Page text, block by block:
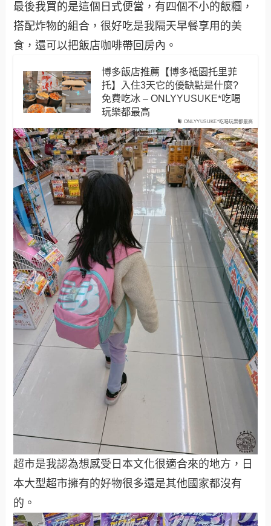
最後我買的是這個日式便當，有四個不小的飯糰，
搭配炸物的組合，很好吃是我隔天早餐享用的美
食，還可以把飯店咖啡帶回房內。
ONLYYUSUKE*吃喝玩樂都最高
博多飯店推薦【博多祗園托里菲
托】入住3天它的優缺點是什麼?
免費吃冰 – ONLYYUSUKE*吃喝
玩樂都最高
超市是我認為想感受日本文化很適合來的地方，日
本大型超市擁有的好物很多還是其他國家都沒有
的。